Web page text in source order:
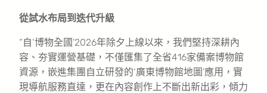
從試水布局到迭代升級
“自‘博物全國’2026年除夕上線以來，我們堅持深耕內
容、夯實運營基礎，不僅匯集了全省416家備案博物館
資源，嵌進集團自立研發的‘廣東博物館地圖’應用，實
現導航服務直達，更在內容創作上不斷出新出彩，傾力